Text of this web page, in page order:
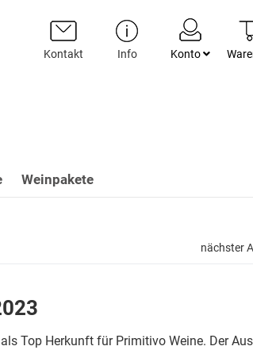
Konto
Info
Kontakt
Weinpakete
nächster
Top Herkunft für Primitivo Weine. Der